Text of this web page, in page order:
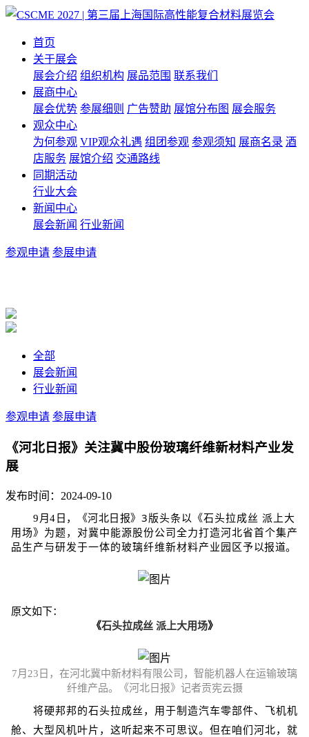
首页
关于展会
展会介绍 组织机构 展品范围 联系我们
展商中心
展会优势 参展细则 广告赞助 展馆分布图 展会服务
观众中心
为何参观 VIP观众礼遇 组团参观 参观须知 展商名录 酒
店服务 展馆介绍 交通路线
同期活动
行业大会
新闻中心
展会新闻 行业新闻
参观申请 参展申请
全部
展会新闻
行业新闻
参观申请 参展申请
《河北日报》关注冀中股份玻璃纤维新材料产业发
展
发布时间：2024-09-10
9月4日，《河北日报》 3版头条以《石头拉成丝 派上大
用场》为题，对冀中能源股份公司全力打造河北省首个集产
品生产与研发于一体的玻璃纤维新材料产业园区予以报道。
原文如下：
《石头拉成丝 派上大用场》
7月23日，在河北冀中新材料有限公司，智能机器人在运输玻璃
纤维产品。
《河北日报》记者贡宪云摄
将硬邦邦的石头拉成丝，用于制造汽车零部件、飞机机
舱、大型风机叶片，这听起来不可思议。但在咱们河北，就